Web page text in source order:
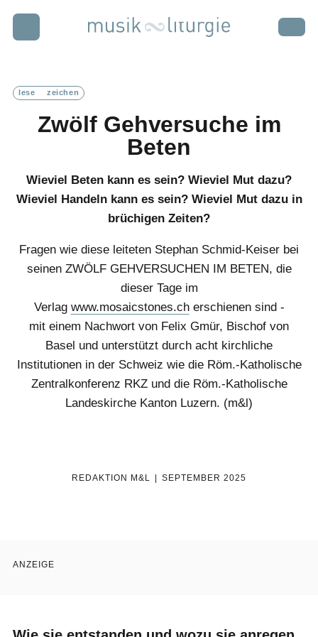
kalender
weiter bildung
liturgie lebendig
gott feiern
notiert
nicht vergessen
lese zeichen
Zwölf Gehversuche im
Beten
Wieviel Beten kann es sein? Wieviel Mut dazu?
Wieviel Handeln kann es sein? Wieviel Mut dazu in
brüchigen Zeiten?
Fragen wie diese leiteten Stephan Schmid-Keiser bei
seinen ZWÖLF GEHVERSUCHEN IM BETEN, die
dieser Tage im
Verlag www.mosaicstones.cherschienen sind -
mit einem Nachwort von Felix Gmür, Bischof von
Basel und unterstützt durch acht kirchliche
Institutionen in der Schweiz wie die Röm.-Katholische
Zentralkonferenz RKZ und die Röm.-Katholische
Landeskirche Kanton Luzern. (m&l)
REDAKTION M&L SEPTEMBER 2025
ANZEIGE